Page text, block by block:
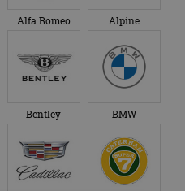
Alfa Romeo Alpine
Bentley BMW